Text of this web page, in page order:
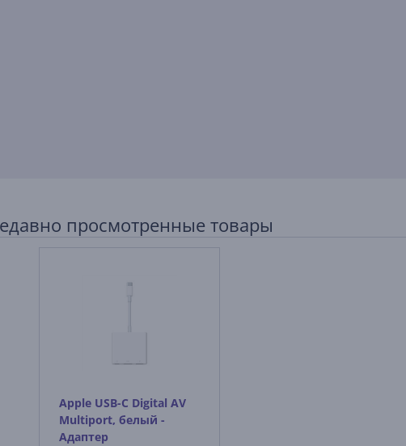
просмотренные товары
Apple USB-C Digital AV
Multiport, белый -
Адаптер